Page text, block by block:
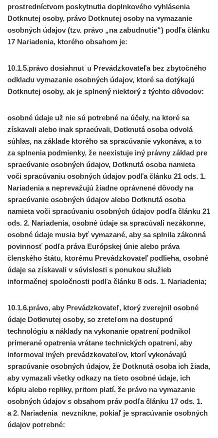
prostredníctvom poskytnutia doplnkového vyhlásenia
Dotknutej osoby, právo Dotknutej osoby na vymazanie
osobných údajov (tzv. právo „na zabudnutie“) podľa článku
17 Nariadenia, ktorého obsahom je:
10.1.5.právo dosiahnuť u Prevádzkovateľa bez zbytočného
odkladu vymazanie osobných údajov, ktoré sa dotýkajú
Dotknutej osoby, ak je splnený niektorý z týchto dôvodov:
osobné údaje už nie sú potrebné na účely, na ktoré sa
získavali alebo inak spracúvali, Dotknutá osoba odvolá
súhlas, na základe ktorého sa spracúvanie vykonáva, a to
za splnenia podmienky, že neexistuje iný právny základ pre
spracúvanie osobných údajov, Dotknutá osoba namieta
voči spracúvaniu osobných údajov podľa článku 21 ods. 1.
Nariadenia a neprevažujú žiadne oprávnené dôvody na
spracúvanie osobných údajov alebo Dotknutá osoba
namieta voči spracúvaniu osobných údajov podľa článku 21
ods. 2. Nariadenia, osobné údaje sa spracúvali nezákonne,
osobné údaje musia byť vymazané, aby sa splnila zákonná
povinnosť podľa práva Európskej únie alebo práva
členského štátu, ktorému Prevádzkovateľ podlieha, osobné
údaje sa získavali v súvislosti s ponukou služieb
informačnej spoločnosti podľa článku 8 ods. 1. Nariadenia;
10.1.6.právo, aby Prevádzkovateľ, ktorý zverejnil osobné
údaje Dotknutej osoby, so zreteľom na dostupnú
technológiu a náklady na vykonanie opatrení podnikol
primerané opatrenia vrátane technických opatrení, aby
informoval iných prevádzkovateľov, ktorí vykonávajú
spracúvanie osobných údajov, že Dotknutá osoba ich žiada,
aby vymazali všetky odkazy na tieto osobné údaje, ich
kópiu alebo repliky, pritom platí, že právo na vymazanie
osobných údajov s obsahom práv podľa článku 17 ods. 1.
a 2. Nariadenia nevznikne, pokiaľ je spracúvanie osobných
údajov potrebné: